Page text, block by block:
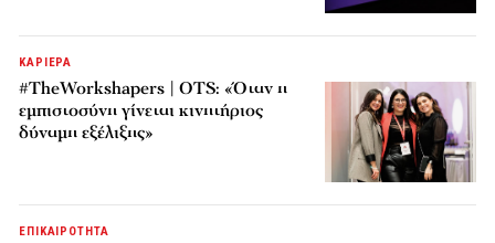
ΚΑΡΙΕΡΑ
#TheWorkshapers | OTS: «Όταν η
εμπιστοσύνη γίνεται κινητήριος
δύναμη εξέλιξης»
ΕΠΙΚΑΙΡΟΤΗΤΑ